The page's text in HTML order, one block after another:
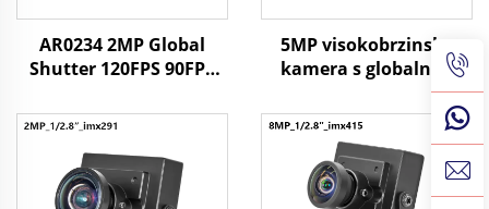
AR0234 2MP Global
Shutter 120FPS 90FPS
Android prepoznavanje
kamera
5MP visokobrzinska
kamera s globalnim
zatvaračem 60fps 90fps
USB3.0 1080P HD bez
izobličenja, širokog
kuta za računalo